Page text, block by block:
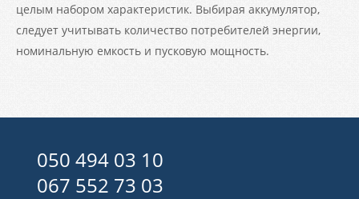
целым набором характеристик. Выбирая аккумулятор,
следует учитывать количество потребителей энергии,
номинальную емкость и пусковую мощность.
050 494 03 10
067 552 73 03